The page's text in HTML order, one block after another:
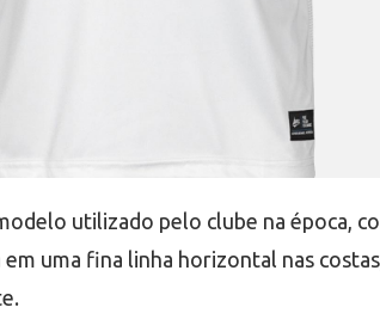
utilizado pelo clube na época,
uma fina linha horizontal nas